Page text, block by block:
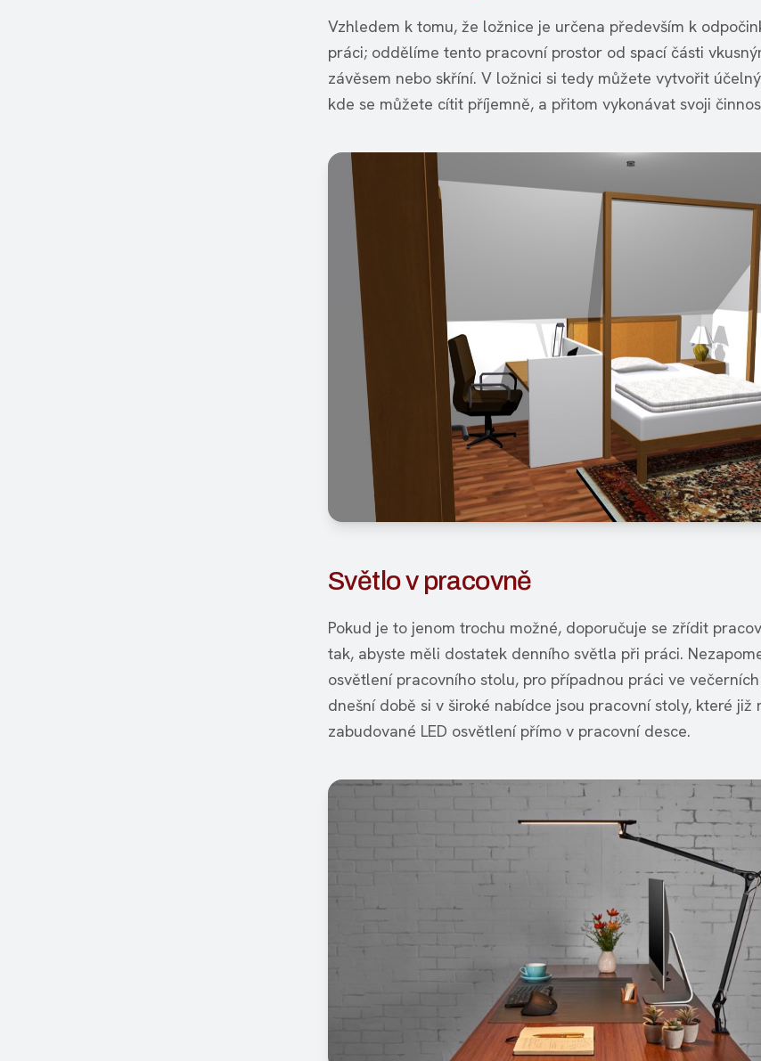
Vzhledem k tomu, že ložnice je určena především k
práci; oddělíme tento pracovní prostor od spací části
závěsem nebo skříní. V ložnici si tedy můžete vytvořit
kde se můžete cítit příjemně, a přitom vykonávat svoji
Světlo v pracovně
Pokud je to jenom trochu možné, doporučuje se zřídit
tak, abyste měli dostatek denního světla při práci.
osvětlení pracovního stolu, pro případnou práci ve
dnešní době si v široké nabídce jsou pracovní stoly, které již
zabudované LED osvětlení přímo v pracovní desce.